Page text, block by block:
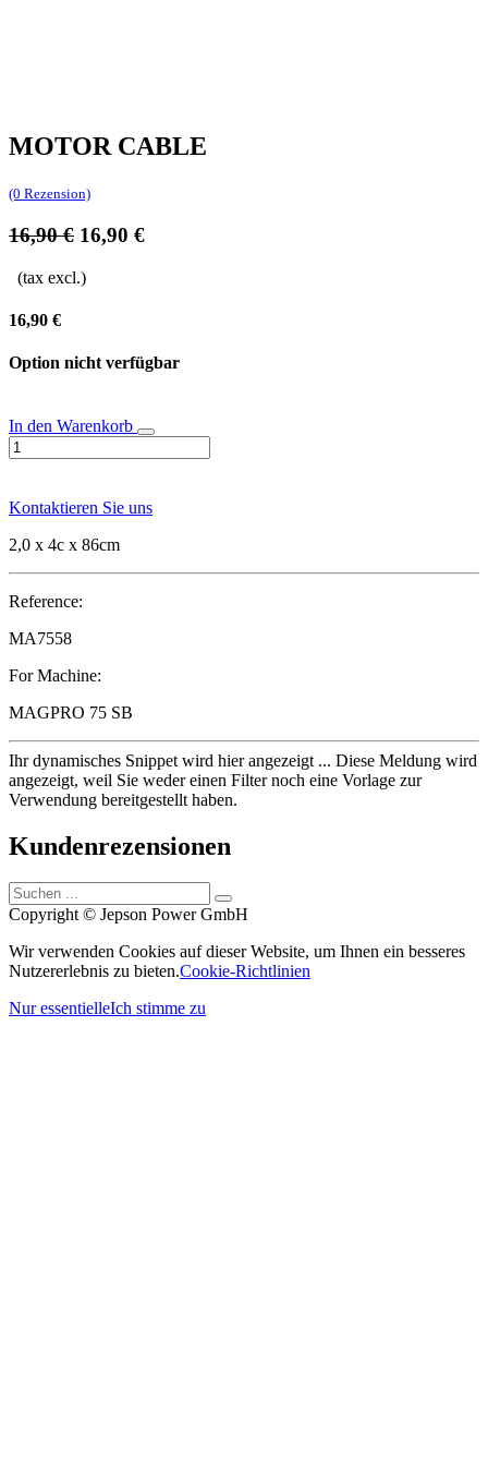
MOTOR CABLE
(0 Rezension)
16,90€ 16,90 €
(tax excl.)
16,90 €
Option nicht verfügbar
In den Warenkorb
Kontaktieren Sie uns
2,0 x 4c x 86cm
Reference:
MA7558
For Machine:
MAGPRO 75 SB
Ihr dynamisches Snippet wird hier angezeigt ... Diese Meldung wird
angezeigt, weil Sie weder einen Filter noch eine Vorlage zur
Verwendung bereitgestellt haben.
Kundenrezensionen
Copyright © Jepson Power GmbH
Wir verwenden Cookies auf dieser Website, um Ihnen ein besseres
Nutzererlebnis zu bieten.Cookie-Richtlinien
Nur essentielleIch stimme zu